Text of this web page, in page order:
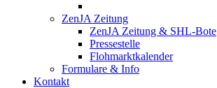
ZenJA Zeitung
ZenJA Zeitung & SHL-Bote
Pressestelle
Flohmarktkalender
Formulare & Info
Kontakt